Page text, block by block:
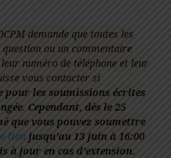
demande que toutes les
ou un commentaire
numéro de téléphone et leur
vous contacter si
pour les soumissions écrites
Cependant, dès le 25
que vous pouvez soumettre
lien jusqu’au 13 juin à 16:00
à jour en cas d’extension.